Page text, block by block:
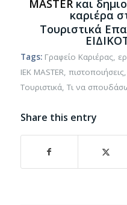
MASTER και
καριέρα
Τουριστικά
Tags: Γραφείο Καριέρας,
ΙΕΚ MASTER, πιστοποιήσεις,
Τουριστικά, Τι να
Share this entry